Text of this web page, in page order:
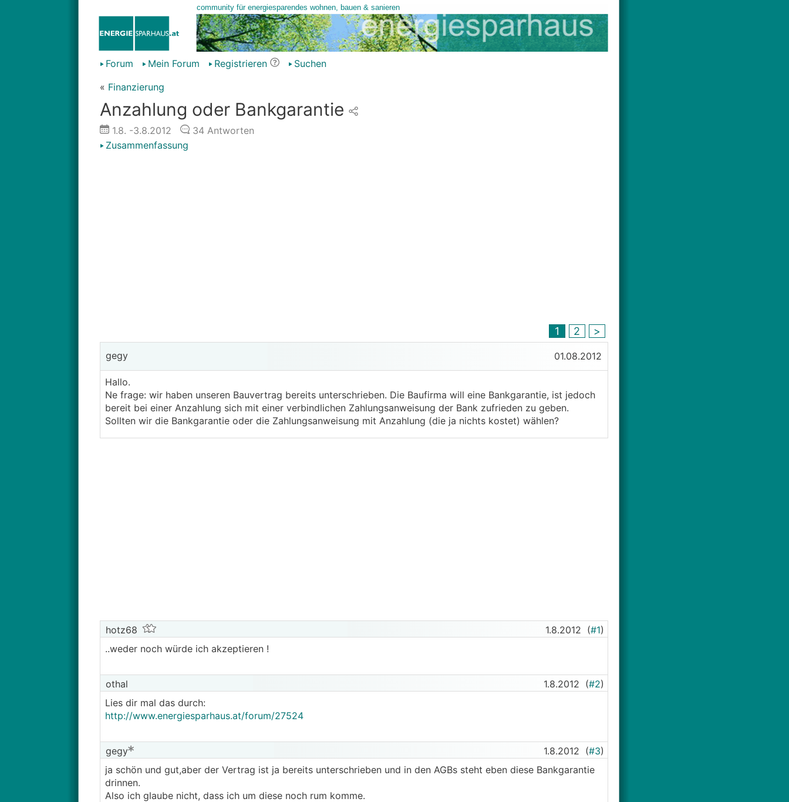
Forum Mein Forum Registrieren
Suchen
« Finanzierung
Anzahlung oder Bankgarantie
1.8. -3.8.2012 34Antworten
Zusammenfassung
1 2 >
gegy 01.08.2012
Hallo.
Ne frage: wir haben unseren Bauvertrag bereits unterschrieben. Die Baufirma will eine Bankgarantie, ist jedoch
bereit bei einer Anzahlung sich mit einer verbindlichen Zahlungsanweisung der Bank zufrieden zu geben.
Sollten wir die Bankgarantie oder die Zahlungsanweisung mit Anzahlung (die ja nichts kostet) wählen?
hotz68 1.8.2012 (#1)
..weder noch würde ich akzeptieren !
othal 1.8.2012 (#2)
Lies dir mal das durch:
http://www.energiesparhaus.at/forum/27524
gegy 1.8.2012 (#3)
ja schön und gut,aber der Vertrag ist ja bereits unterschrieben und in den AGBs steht eben diese Bankgarantie
drinnen.
Also ich glaube nicht, dass ich um diese noch rum komme.